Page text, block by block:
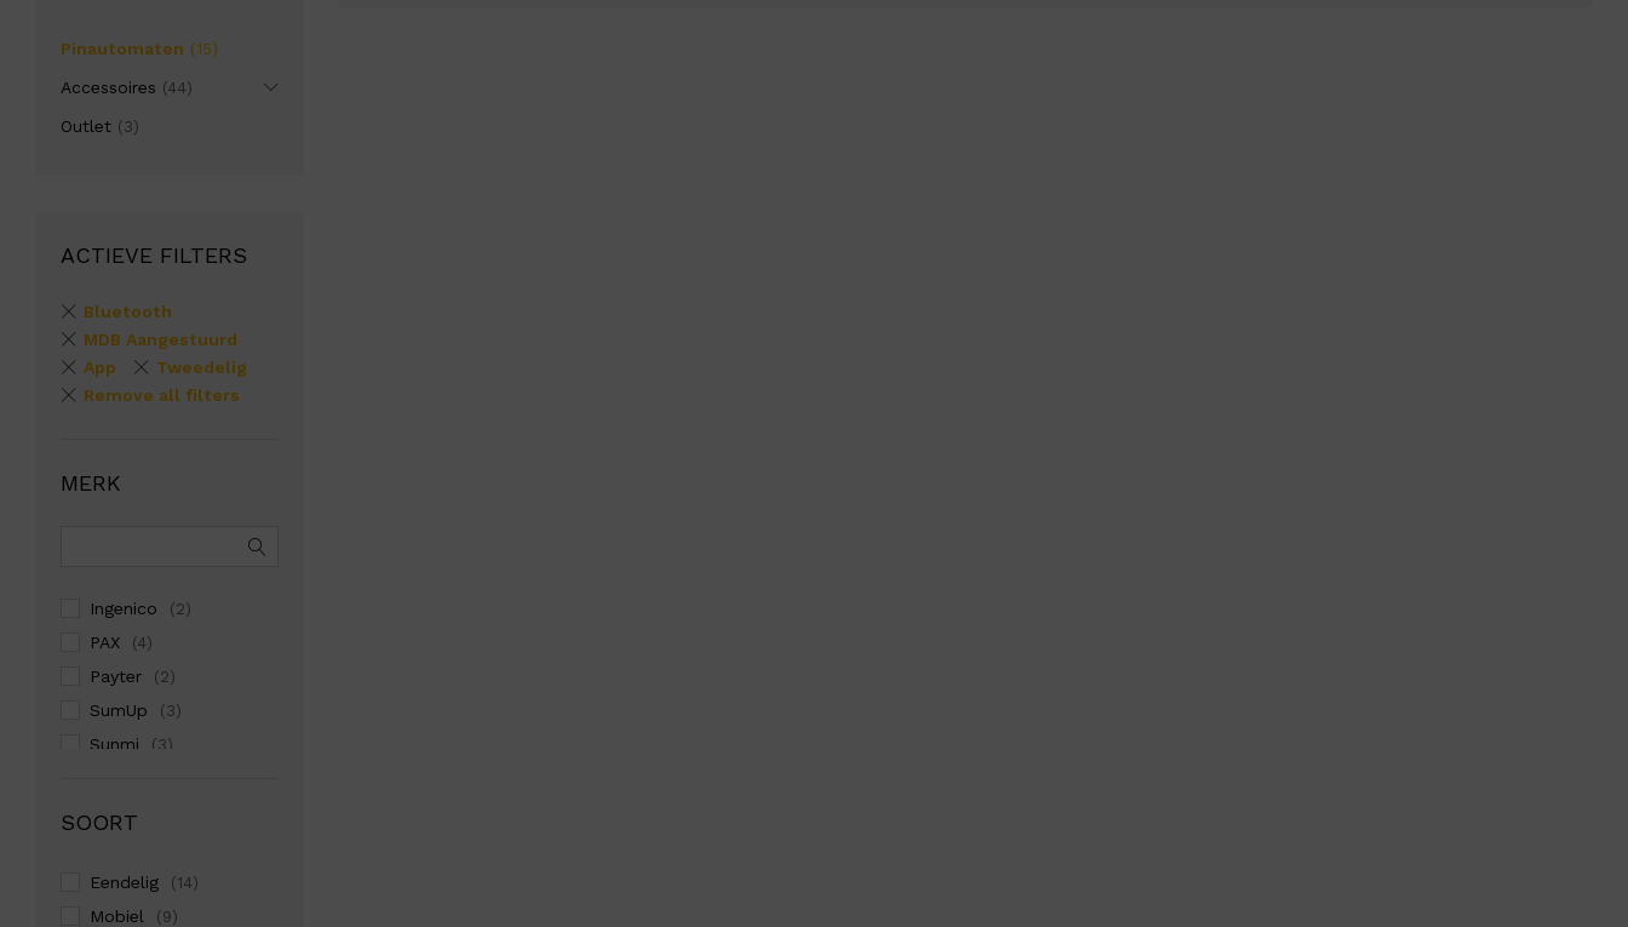
Pinautomaten (15)
Accessoires (44)
Outlet (3)
ACTIEVE FILTERS
Bluetooth
MDB Aangestuurd
App
Tweedelig
Remove all filters
MERK
Ingenico (2)
PAX (4)
Payter (2)
SumUp (3)
Sunmi (3)
SOORT
Eendelig (14)
Mobiel (9)